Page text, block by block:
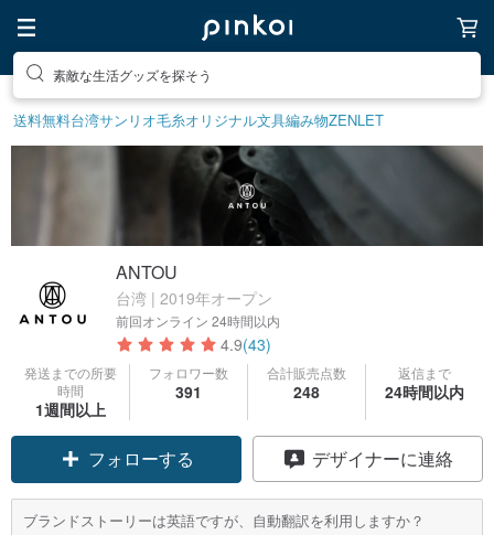
素敵な生活グッズを探そう
送料無料台湾サンリオ毛糸オリジナル文具編み物ZENLET
ANTOU
台湾 | 2019年オープン
前回オンライン 24時間以内
4.9(43)
発送までの所要
時間
1週間以上
フォロワー数
391
合計販売点数
248
返信まで
24時間以内
フォローする デザイナーに連絡
ブランドストーリーは英語ですが、自動翻訳を利用しますか？